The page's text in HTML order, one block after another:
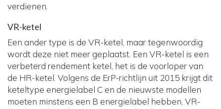
verdienen.
VR-ketel
Een ander type is de VR-ketel, maar tegenwoordig
wordt deze niet meer geplaatst. Een VR-ketel is een
verbeterd rendement ketel, het is de voorloper van
de HR-ketel. Volgens de ErP-richtlijn uit 2015 krijgt dit
keteltype energielabel C en de nieuwste modellen
moeten minstens een B energielabel hebben. VR-